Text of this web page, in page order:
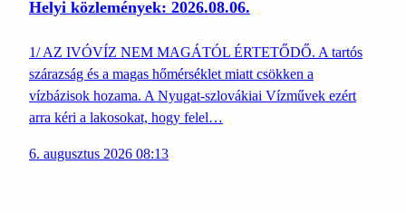
Helyi közlemények: 2026.08.06.
1/ AZ IVÓVÍZ NEM MAGÁTÓL ÉRTETŐDŐ. A tartós
szárazság és a magas hőmérséklet miatt csökken a
vízbázisok hozama. A Nyugat-szlovákiai Vízművek ezért
arra kéri a lakosokat, hogy felel…
6. augusztus 2026 08:13